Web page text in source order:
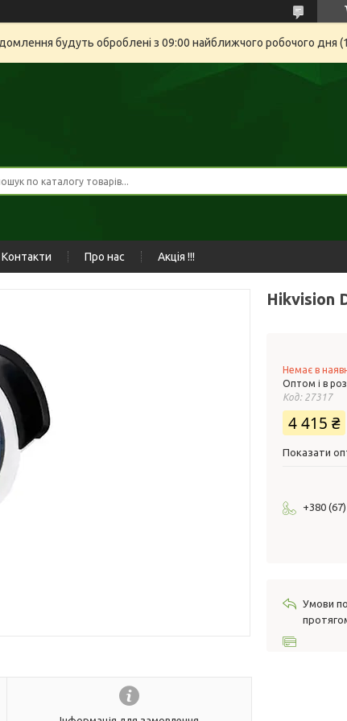
будуть оброблені з 09:00 найближчого робочого дня
Контакти Про нас Акція !!!
Hikvision
Немає в
Оптом і в
Код: 27317
4 415 ₴
Показати
+380